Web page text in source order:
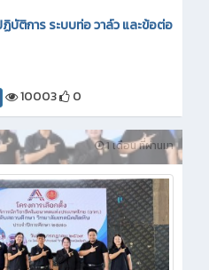
บัติการ ระบบท่อ วาล์ว และข้อต่อ
10003 0
1 เดือน ที่ผ่านมา